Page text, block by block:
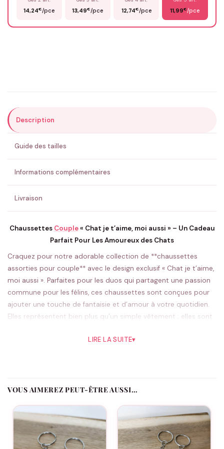
ENVOYER MA DEMANDE ✨
💚 Retour sous 24-48h🇫🇷 Flocage en France✅ Validation avant fabrication
14,24€/pce 13,49€/pce 12,74€/pce 11,99€/pce
Description
Guide des tailles
Informations complémentaires
Livraison
Chaussettes Couple« Chat je t’aime, moi aussi » – Un Cadeau
Parfait Pour Les Amoureux des Chats
Craquez pour notre adorable collection de **chaussettes
assorties pour couple** avec le design exclusif « Chat je t’aime,
moi aussi ». Parfaites pour les duos qui partagent une passion
commune pour les félins, ces chaussettes sont conçues pour
ajouter une touche de fantaisie et d’amour à votre quotidien.
Elles représentent bien plus qu’un simple vêtement ; elles sont
exprimé avec une pointe d’humour et beaucoup de tendresse.
cadeau idéal pour célébrer votre relation lors de moments
spéciaux. Que ce soit pour la Saint-Valentin, un anniversaire, ou
juste pour le plaisir de faire plaisir, ces chaussettes sont une
façon originale de montrer à votre partenaire combien il ou elle
est cher(ère) à vos yeux.
LIRE LA SUITE▾
VOUS AIMEREZ PEUT-ÊTRE AUSSI…